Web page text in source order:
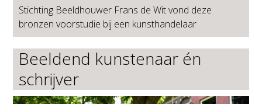
Stichting Beeldhouwer Frans de Wit vond deze
bronzen voorstudie bij een kunsthandelaar
Beeldend kunstenaar én
schrijver